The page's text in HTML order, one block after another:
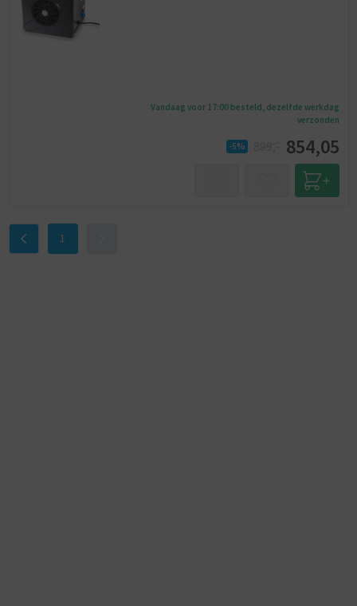
Vandaag voor 17:00 besteld, dezelfde werkdag
verzonden
-5% 854,05
1